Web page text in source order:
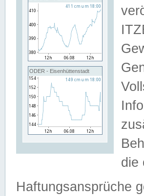
ODER - Eisenhüttenstadt
die
Haftungsansprüche